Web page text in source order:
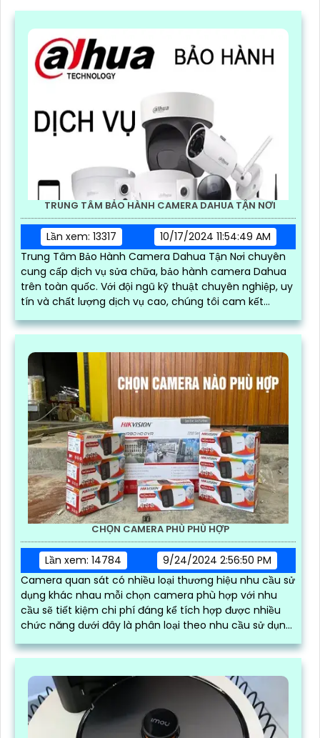
TRUNG TÂM BẢO HÀNH CAMERA DAHUA TẬN NƠI
Lần xem: 13317
10/17/2024 11:54:49 AM
Trung Tâm Bảo Hành Camera Dahua Tận Nơi chuyên
cung cấp dịch vụ sửa chữa, bảo hành camera Dahua
trên toàn quốc. Với đội ngũ kỹ thuật chuyên nghiệp, uy
tín và chất lượng dịch vụ cao, chúng tôi cam kết
CHỌN CAMERA PHÙ PHÙ HỢP
Lần xem: 14784
9/24/2024 2:56:50 PM
Camera quan sát có nhiều loại thương hiệu nhu cầu sử
dụng khác nhau mỗi chọn camera phù hợp với nhu
cầu sẽ tiết kiệm chi phí đáng kể tích hợp được nhiều
chức năng dưới đây là phân loại theo nhu cầu sử dụng